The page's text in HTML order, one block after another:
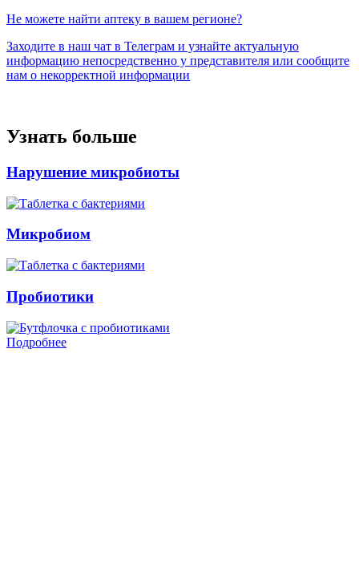
Не можете найти аптеку в вашем регионе?
Заходите в наш чат в Телеграм и узнайте актуальную
информацию непосредственно у представителя или сообщите
нам о некорректной информации
Узнать больше
Нарушение микробиоты
Микробиом
Пробиотики
Подробнее